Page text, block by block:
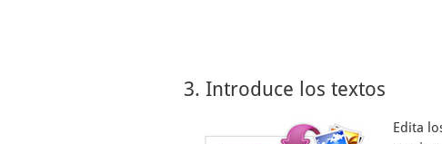
3. Introduce los textos
Edita